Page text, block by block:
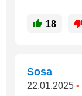
18
Sosa
22.01.2025 •